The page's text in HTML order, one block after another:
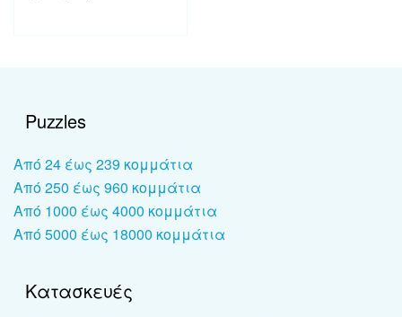
Puzzles
Από 24 έως 239 κομμάτια
Από 250 έως 960 κομμάτια
Από 1000 έως 4000 κομμάτια
Από 5000 έως 18000 κομμάτια
Κατασκευές